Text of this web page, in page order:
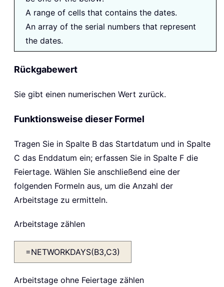
A range of cells that contains the dates.
An array of the serial numbers that represent
the dates.
Rückgabewert
Sie gibt einen numerischen Wert zurück.
Funktionsweise dieser Formel
Tragen Sie in Spalte B das Startdatum und in Spalte
C das Enddatum ein; erfassen Sie in Spalte F die
Feiertage. Wählen Sie anschließend eine der
folgenden Formeln aus, um die Anzahl der
Arbeitstage zu ermitteln.
Arbeitstage zählen
=NETWORKDAYS(B3,C3)
Arbeitstage ohne Feiertage zählen